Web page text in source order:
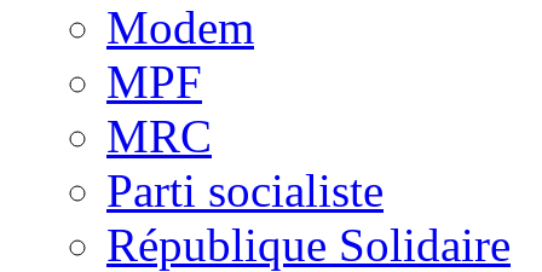
Modem
MPF
MRC
Parti socialiste
République Solidaire